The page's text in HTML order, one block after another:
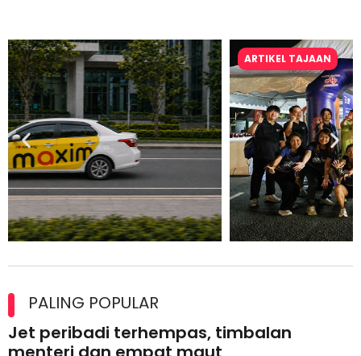
ARTIKEL TAJAAN
Melalui Kerjasama aminoVITAL® Bersama Pempengaruh Larian
Antarabangsa
PALING POPULAR
Jet peribadi terhempas, timbalan